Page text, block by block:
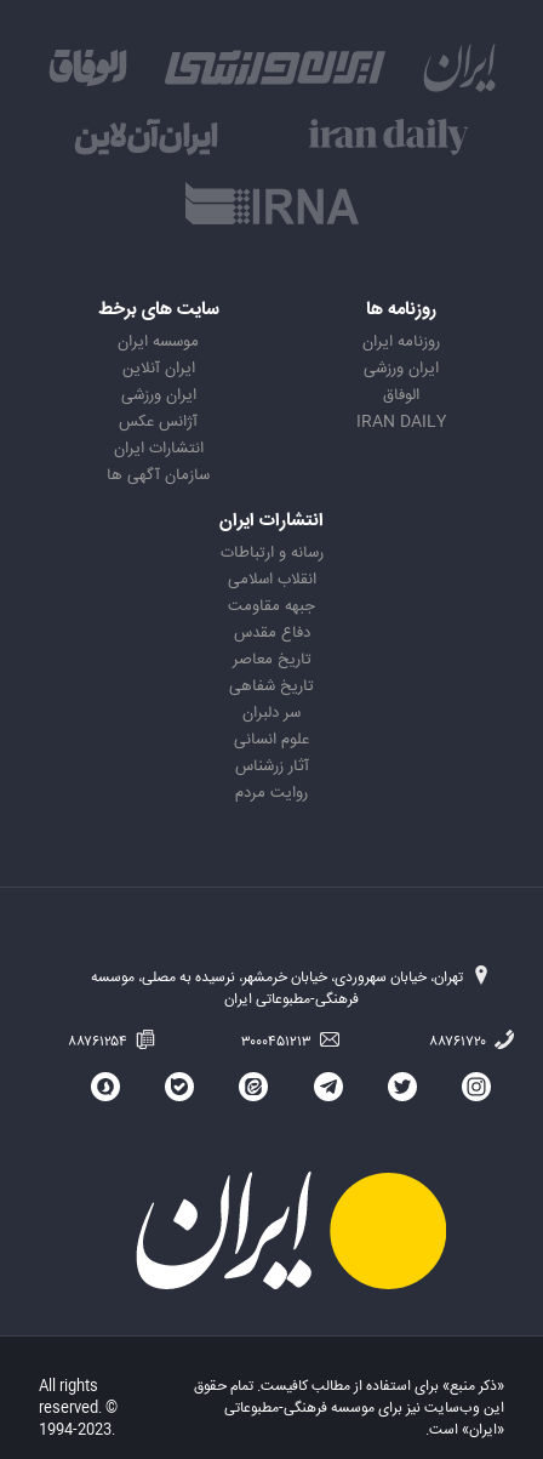
روزنامه ها
روزنامه ایران
ایران ورزشی
الوفاق
IRAN DAILY
سایت های برخط
موسسه ایران
ایران آنلاین
ایران ورزشی
آژانس عکس
انتشارات ایران
سازمان آگهی ها
انتشارات ایران
رسانه و ارتباطات
انقلاب اسلامی
جبهه مقاومت
دفاع مقدس
تاریخ معاصر
تاریخ شفاهی
سر دلبران
علوم انسانی
آثار زرشناس
روایت مردم
تهران، خیابان سهروردی، خیابان خرمشهر، نرسیده به مصلی، موسسه
فرهنگی-مطبوعاتی ایران
«ذکر منبع» برای استفاده از مطالب کافیست. تمام حقوق
این وب‌سایت نیز برای موسسه فرهنگی-مطبوعاتی
«ایران» است.
All rights
reserved. ©
1994-2023.